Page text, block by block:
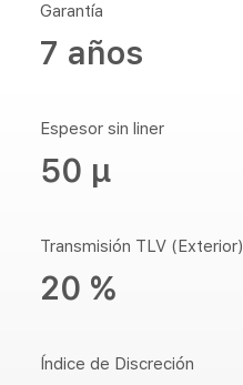
Garantía
7 años
Espesor sin liner
50 µ
Transmisión TLV (Exterior)
20 %
Índice de Discreción